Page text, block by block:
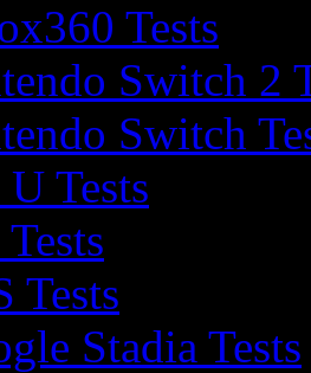
Tests
Switch 2
Switch
Tests
Tests
Stadia Tests